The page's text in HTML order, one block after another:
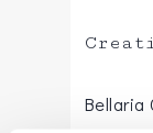
Bellaria